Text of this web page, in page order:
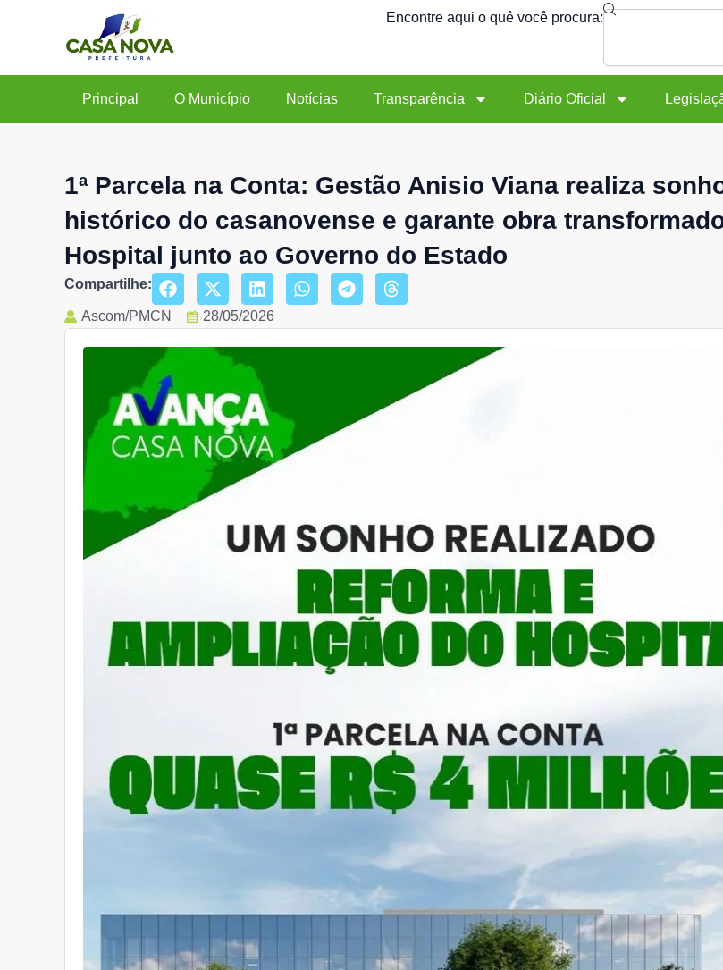
conteúdo
Encontre aqui o quê você procura:Search
Principal O Município Notícias Transparência Diário Oficial
1ª Parcela na Conta: Gestão Anisio Viana realiza
histórico do casanovense e garante obra
Hospital junto ao Governo do Estado
Compartilhe:
Ascom/PMCN 28/05/2026